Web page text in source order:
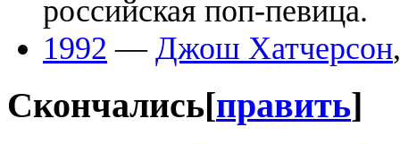
российская поп-певица.
1992 — Джош Хатчерсон
Скончались[править]